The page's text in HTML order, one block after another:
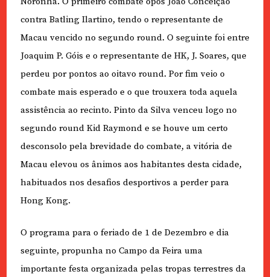
contra Batling Ilartino, tendo o representante de
Macau vencido no segundo round. O seguinte foi entre
Joaquim P. Góis e o representante de HK, J. Soares, que
perdeu por pontos ao oitavo round. Por fim veio o
combate mais esperado e o que trouxera toda aquela
assistência ao recinto. Pinto da Silva venceu logo no
segundo round Kid Raymond e se houve um certo
desconsolo pela brevidade do combate, a vitória de
Macau elevou os ânimos aos habitantes desta cidade,
habituados nos desafios desportivos a perder para
Hong Kong.
O programa para o feriado de 1 de Dezembro e dia
seguinte, propunha no Campo da Feira uma
importante festa organizada pelas tropas terrestres da